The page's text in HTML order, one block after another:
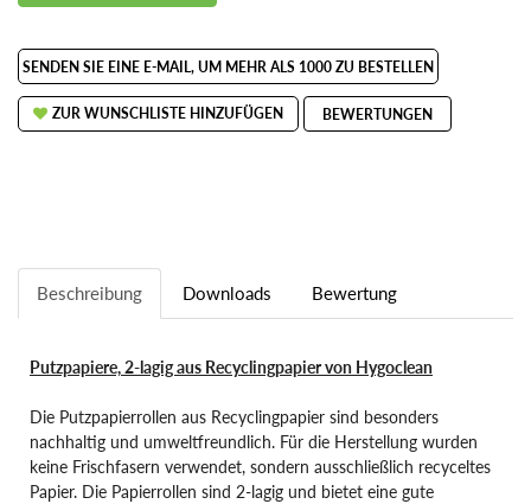
SENDEN SIE EINE E-MAIL, UM MEHR ALS 1000 ZU BESTELLEN
ZUR WUNSCHLISTE HINZUFÜGEN BEWERTUNGEN
Beschreibung Downloads Bewertung
Putzpapiere, 2-lagig aus Recyclingpapier von Hygoclean
Die Putzpapierrollen aus Recyclingpapier sind besonders
nachhaltig und umweltfreundlich. Für die Herstellung wurden
keine Frischfasern verwendet, sondern ausschließlich recyceltes
Papier. Die Papierrollen sind 2-lagig und bietet eine gute